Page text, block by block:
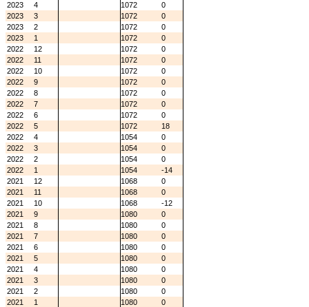
2023
4 1072
0
2023
3 1072
0
2023
2 1072
0
2023
1 1072
0
2022
12 1072
0
2022
11 1072
0
2022
10 1072
0
2022
9 1072
0
2022
8 1072
0
2022
7 1072
0
2022
6 1072
0
2022
5 1072
18
2022
4 1054
0
2022
3 1054
0
2022
2 1054
0
2022
1 1054
-14
2021
12 1068
0
2021
11 1068
0
2021
10 1068
-12
2021
9 1080
0
2021
8 1080
0
2021
7 1080
0
2021
6 1080
0
2021
5 1080
0
2021
4 1080
0
2021
3 1080
0
2021
2 1080
0
2021
1 1080
0